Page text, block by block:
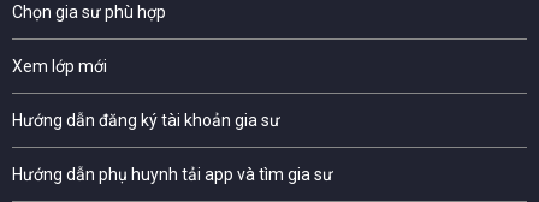
Chọn gia sư phù hợp
Xem lớp mới
Hướng dẫn đăng ký tài khoản gia sư
Hướng dẫn phụ huynh tải app và tìm gia sư